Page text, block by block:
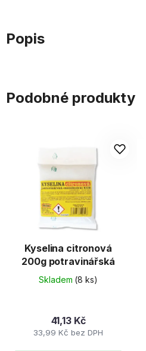
Popis
Podobné produkty
Kyselina citronová
200g potravinářská
Skladem (8 ks)
33,99 Kč bez DPH
41,13 Kč